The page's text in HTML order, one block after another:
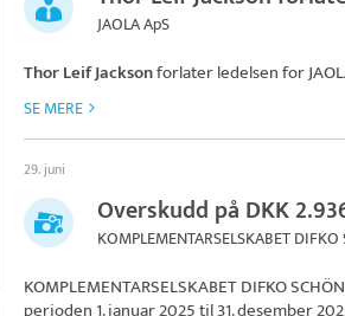
JAOLA ApS
Thor Leif Jacksonforlater ledelsen for
SE MERE
29. juni
Overskudd på DKK
KOMPLEMENTARSELSKABET
KOMPLEMENTARSELSKABET DIFKO